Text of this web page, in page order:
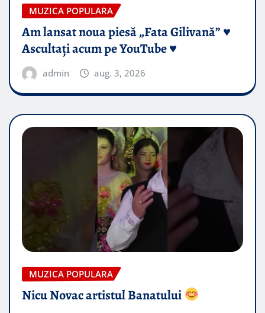
MUZICA POPULARA
Am lansat noua piesă „Fata Gilivană” ♥️
Ascultați acum pe YouTube ♥️
admin aug. 3, 2026
MUZICA POPULARA
Nicu Novac artistul Banatului